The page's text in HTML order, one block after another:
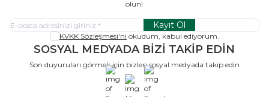
olun!
Kayıt Ol
KVKK Sözleşmesi'ni okudum, kabul ediyorum.
SOSYAL MEDYADA BİZİ TAKİP EDİN
Son duyuruları görmek için bizleri sosyal medyada takip edin
x